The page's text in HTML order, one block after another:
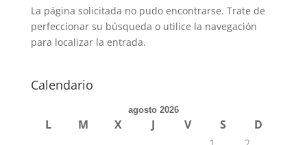
La página solicitada no pudo encontrarse. Trate de
perfeccionar su búsqueda o utilice la navegación
para localizar la entrada.
Calendario
agosto 2026
L M X J V S
D